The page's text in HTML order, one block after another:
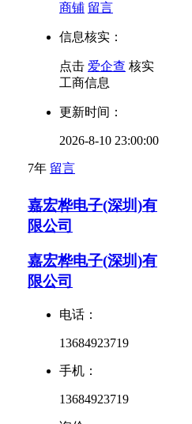
商铺 留言
信息核实：
点击 爱企查 核实
工商信息
更新时间：
2026-8-10 23:00:00
7年 留言
嘉宏桦电子(深圳)有
限公司
嘉宏桦电子(深圳)有
限公司
电话：
13684923719
手机：
13684923719